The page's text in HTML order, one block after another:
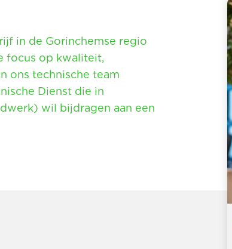
in de Gorinchemse regio
focus op kwaliteit,
ons technische team
Dienst die in
wil bijdragen aan een